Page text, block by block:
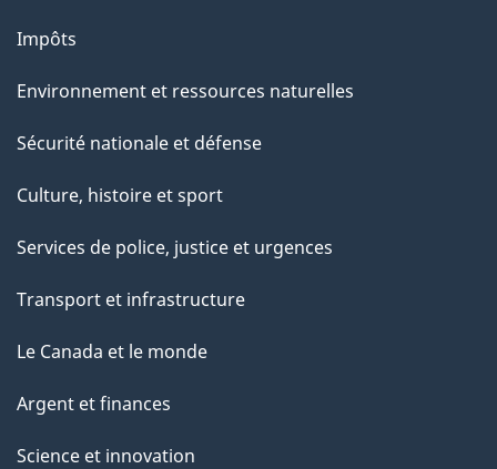
Impôts
Environnement et ressources naturelles
Sécurité nationale et défense
Culture, histoire et sport
Services de police, justice et urgences
Transport et infrastructure
Le Canada et le monde
Argent et finances
Science et innovation